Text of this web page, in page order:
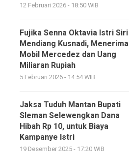
12 Februari 2026 - 18:50 WIB
Fujika Senna Oktavia Istri Siri
Mendiang Kusnadi, Menerima
Mobil Mercedez dan Uang
Miliaran Rupiah
5 Februari 2026 - 14:54 WIB
Jaksa Tuduh Mantan Bupati
Sleman Selewengkan Dana
Hibah Rp 10, untuk Biaya
Kampanye Istri
19 Desember 2025 - 17:20 WIB